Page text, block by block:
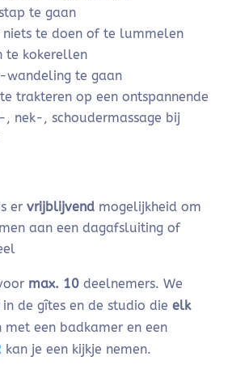
te gaan
niets te doen of te lummelen
te kokerellen
wandeling te gaan
trakteren op een ontspannende
nek-, schoudermassage bij
er vrijblijvendmogelijkheid om
aan een dagafsluiting of
max. 10deelnemers. We
de gîtes en de studio die elk
met een badkamer en een
kan je een kijkje nemen.